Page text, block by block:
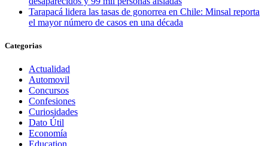
Tarapacá lidera las tasas de gonorrea en Chile: Minsal reporta
el mayor número de casos en una década
Categorias
Actualidad
Automovil
Concursos
Confesiones
Curiosidades
Dato Útil
Economía